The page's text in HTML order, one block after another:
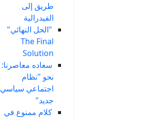
طريق إلى
الفيدرالية
"الحل النهائي"
The Final
Solution
سعاده معاصرنا:
نحو "نظام
اجتماعي سياسي
جديد"
كلام ممنوع في